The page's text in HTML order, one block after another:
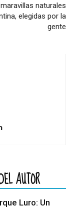
naturales
elegidas por la
gente
AUTOR
Luro: Un